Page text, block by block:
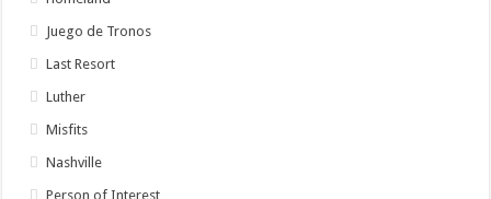
Juego de Tronos
Last Resort
Luther
Misfits
Nashville
Person of Interest